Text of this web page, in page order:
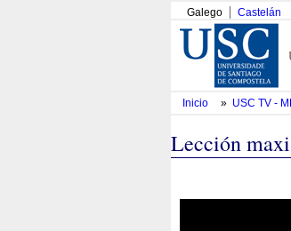
Galego Castelán
Inicio » USC TV -
Lección